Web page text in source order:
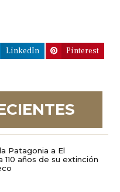
LinkedIn
Pinterest
Patagonia a El
110 años de su extinción